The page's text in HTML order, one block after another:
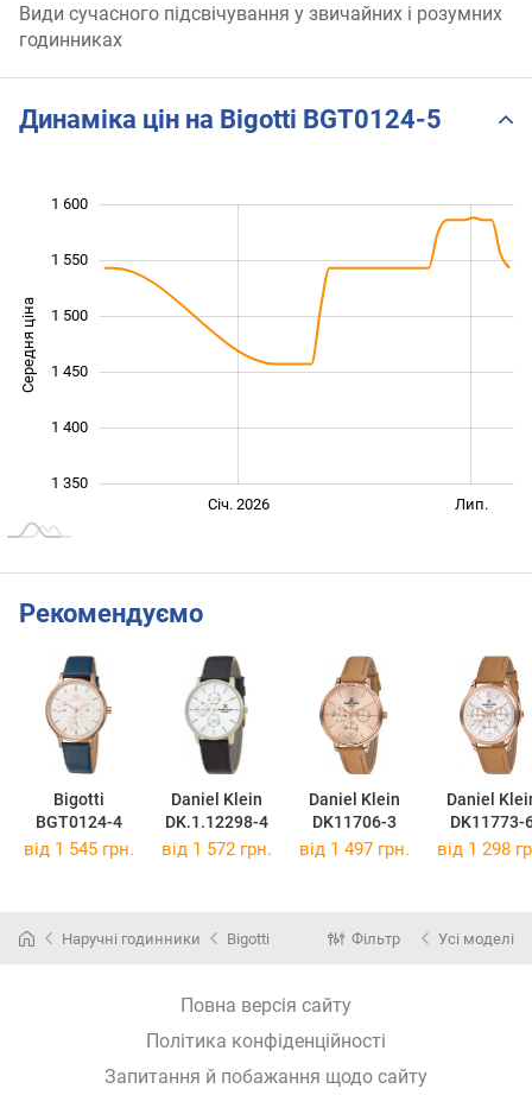
Види сучасного підсвічування у звичайних і розумних
годинниках
Динаміка цін на Bigotti BGT0124-5
Середня ціна
1 350
1 400
1 450
1 500
1 550
1 600
Січ. 2026 Лип.
Рекомендуємо
Bigotti
BGT0124-4
Daniel Klein
DK.1.12298-4
Daniel Klein
DK11706-3
Daniel
DK11773-
від 1 545 грн. від 1 572 грн. від 1 497 грн. від 1 298
Наручні годинники Bigotti Фільтр Усі моделі
Повна версія сайту
Політика конфіденційності
Запитання й побажання щодо сайту